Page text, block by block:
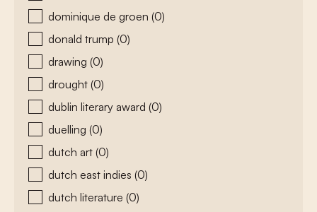
dominique de groen (0)
donald trump (0)
drawing (0)
drought (0)
dublin literary award (0)
duelling (0)
dutch art (0)
dutch east indies (0)
dutch literature (0)